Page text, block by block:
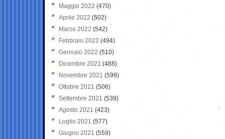
Maggio 2022 (470)
Aprile 2022 (502)
Marzo 2022 (542)
Febbraio 2022 (494)
Gennaio 2022 (510)
Dicembre 2021 (488)
Novembre 2021 (599)
Ottobre 2021 (506)
Settembre 2021 (539)
Agosto 2021 (423)
Luglio 2021 (577)
Giugno 2021(559)